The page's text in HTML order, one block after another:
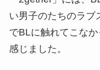
い男子のたちのラブ
でBLに触れてこな
感じました。